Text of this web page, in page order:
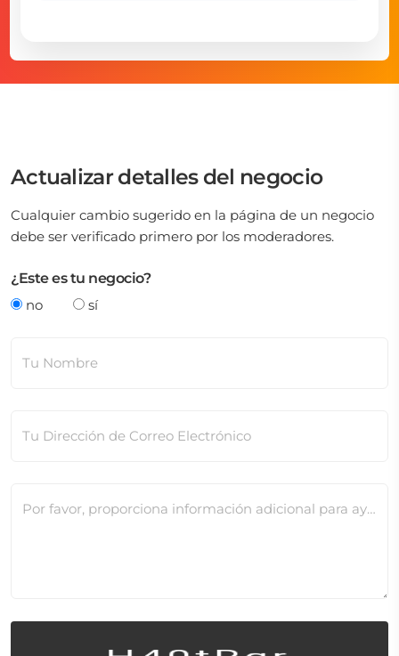
Actualizar detalles del negocio
Cualquier cambio sugerido en la página de un negocio
debe ser verificado primero por los moderadores.
¿Este es tu negocio?
no
sí
Tu Nombre
Tu Dirección de Correo Electrónico
Por favor, proporciona información adicional para ayudarnos a verificar este cambio